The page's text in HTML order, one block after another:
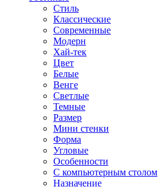
Стиль
Классические
Современные
Модерн
Хай-тек
Цвет
Белые
Венге
Светлые
Темные
Размер
Мини стенки
Форма
Угловые
Особенности
С компьютерным столом
Назначение